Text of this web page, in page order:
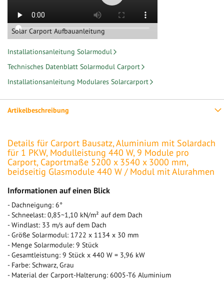
Artikelbeschreibung
Details für Carport Bausatz, Aluminium mit Solardach
für 1 PKW, Modulleistung 440 W, 9 Module pro
Carport, Caportmaße 5200 x 3540 x 3000 mm,
beidseitig Glasmodule 440 W / Modul mit Alurahmen
Informationen auf einen Blick
- Dachneigung: 6°
- Schneelast: 0,85~1,10 kN/m² auf dem Dach
- Windlast: 33 m/s auf dem Dach
- Größe Solarmodul: 1722 x 1134 x 30 mm
- Menge Solarmodule: 9 Stück
- Gesamtleistung: 9 Stück x 440 W = 3,96 kW
- Farbe: Schwarz, Grau
- Material der Carport-Halterung: 6005-T6 Aluminium
Solar Carport Aufbauanleitung
Installationsanleitung Solarmodul
Technisches Datenblatt Solarmodul Carport
Installationsanleitung Modulares Solarcarport